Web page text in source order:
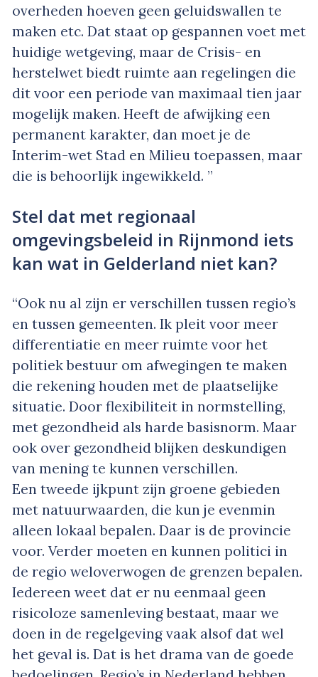
overheden hoeven geen geluidswallen te
maken etc. Dat staat op gespannen voet met
huidige wetgeving, maar de Crisis- en
herstelwet biedt ruimte aan regelingen die
dit voor een periode van maximaal tien jaar
mogelijk maken. Heeft de afwijking een
permanent karakter, dan moet je de
Interim-wet Stad en Milieu toepassen, maar
die is behoorlijk ingewikkeld. ”
Stel dat met regionaal
omgevingsbeleid in Rijnmond iets
kan wat in Gelderland niet kan?
“Ook nu al zijn er verschillen tussen regio’s
en tussen gemeenten. Ik pleit voor meer
differentiatie en meer ruimte voor het
politiek bestuur om afwegingen te maken
die rekening houden met de plaatselijke
situatie. Door flexibiliteit in normstelling,
met gezondheid als harde basisnorm. Maar
ook over gezondheid blijken deskundigen
van mening te kunnen verschillen.
Een tweede ijkpunt zijn groene gebieden
met natuurwaarden, die kun je evenmin
alleen lokaal bepalen. Daar is de provincie
voor. Verder moeten en kunnen politici in
de regio weloverwogen de grenzen bepalen.
Iedereen weet dat er nu eenmaal geen
risicoloze samenleving bestaat, maar we
doen in de regelgeving vaak alsof dat wel
het geval is. Dat is het drama van de goede